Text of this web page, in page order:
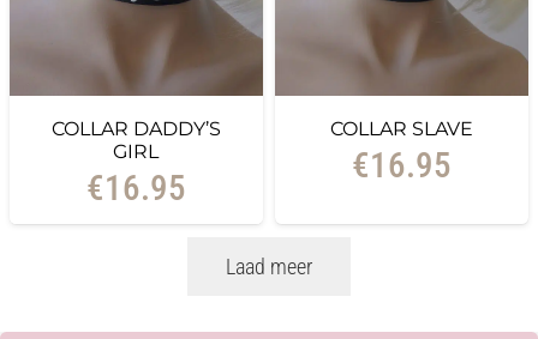
COLLAR DADDY’S
GIRL
€16.95
COLLAR SLAVE
€16.95
Laad meer